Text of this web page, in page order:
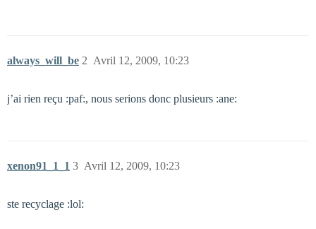
always_will_be Avril 12, 2009, 10:23
2
j’ai rien reçu :paf:, nous serions donc plusieurs :ane:
xenon91_1_1 Avril 12, 2009, 10:23
3
ste recyclage :lol: